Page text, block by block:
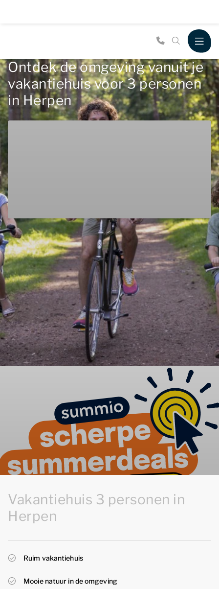
Ontdek de omgeving vanuit je
vakantiehuis voor 3 personen
in Herpen
Vakantiehuis 3 personen in
Herpen
Ruim vakantiehuis
Mooie natuur in de omgeving